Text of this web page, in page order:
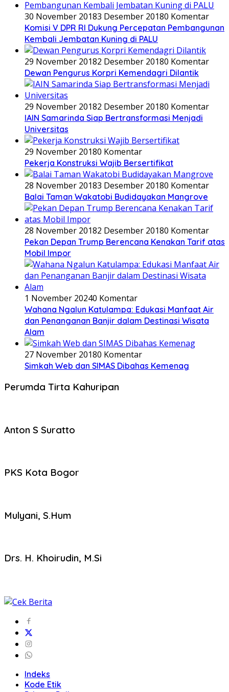
30 November 20183 Desember 20180 Komentar
Komisi V DPR RI Dukung Percepatan Pembangunan
Kembali Jembatan Kuning di PALU
29 November 20182 Desember 20180 Komentar
Dewan Pengurus Korpri Kemendagri Dilantik
29 November 20182 Desember 20180 Komentar
IAIN Samarinda Siap Bertransformasi Menjadi
Universitas
29 November 20180 Komentar
Pekerja Konstruksi Wajib Bersertifikat
28 November 20183 Desember 20180 Komentar
Balai Taman Wakatobi Budidayakan Mangrove
28 November 20182 Desember 20180 Komentar
Pekan Depan Trump Berencana Kenakan Tarif atas
Mobil Impor
1 November 20240 Komentar
Wahana Ngalun Katulampa: Edukasi Manfaat Air
dan Penanganan Banjir dalam Destinasi Wisata
Alam
27 November 20180 Komentar
Simkah Web dan SIMAS Dibahas Kemenag
Perumda Tirta Kahuripan
Anton S Suratto
PKS Kota Bogor
Mulyani, S.Hum
Drs. H. Khoirudin, M.Si
Indeks
Kode Etik